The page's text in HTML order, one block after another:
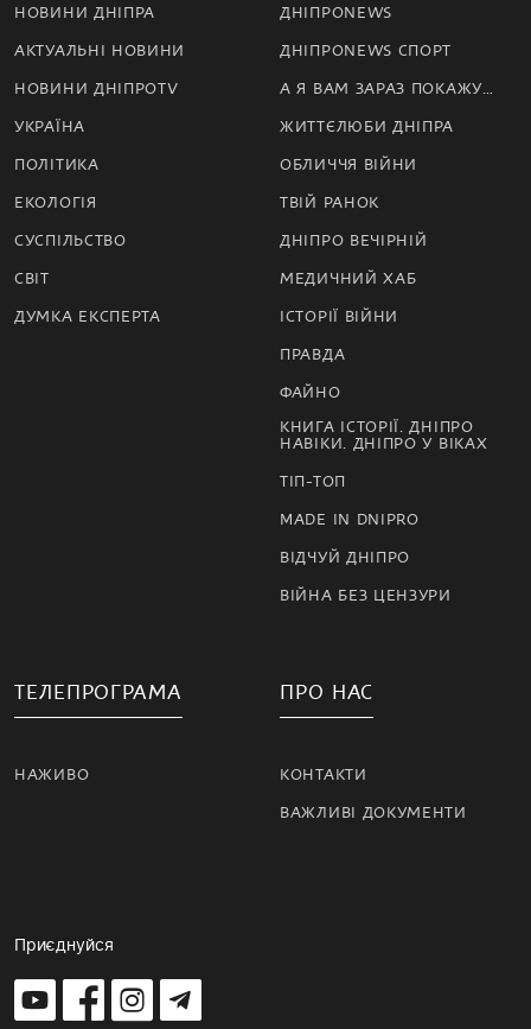
НОВИНИ ДНІПРА
АКТУАЛЬНІ НОВИНИ
НОВИНИ ДНІПРОTV
УКРАЇНА
ПОЛІТИКА
ЕКОЛОГІЯ
СУСПІЛЬСТВО
СВІТ
ДУМКА ЕКСПЕРТА
ДНІПРОNEWS
ДНІПРОNEWS СПОРТ
А Я ВАМ ЗАРАЗ ПОКАЖУ…
ЖИТТЄЛЮБИ ДНІПРА
ОБЛИЧЧЯ ВІЙНИ
ТВІЙ РАНОК
ДНІПРО ВЕЧІРНІЙ
МЕДИЧНИЙ ХАБ
ІСТОРІЇ ВІЙНИ
ПРАВДА
ФАЙНО
КНИГА ІСТОРІЇ. ДНІПРО
НАВІКИ. ДНІПРО У ВІКАХ
ТІП-ТОП
MADE IN DNIPRO
ВІДЧУЙ ДНІПРО
ВІЙНА БЕЗ ЦЕНЗУРИ
ТЕЛЕПРОГРАМА
НАЖИВО
ПРО НАС
КОНТАКТИ
ВАЖЛИВІ ДОКУМЕНТИ
Приєднуйся